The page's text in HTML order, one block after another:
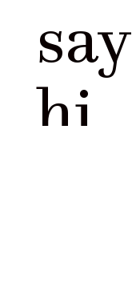
say
hi